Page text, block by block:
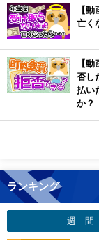
【
亡く
【
否し
払い
か？
ランキング
週 間